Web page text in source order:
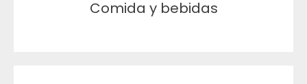
Comida y bebidas